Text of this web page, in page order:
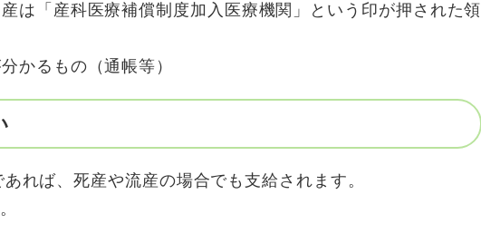
は「産科医療補償制度加入医療機関」という印が押された領
かるもの（通帳等）
れば、死産や流産の場合でも支給されます。